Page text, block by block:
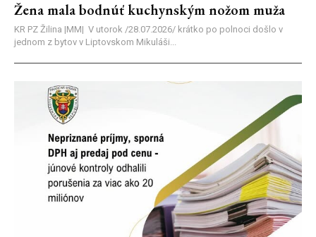
Žena mala bodnúť kuchynským nožom muža
KR PZ Žilina |MM| V utorok /28.07.2026/ krátko po polnoci došlo v
jednom z bytov v Liptovskom Mikuláši...